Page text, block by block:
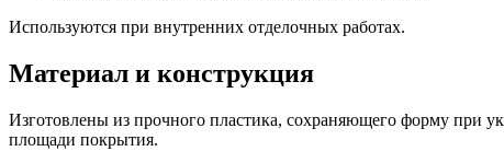
Используются при внутренних отделочных работах.
Материал и конструкция
Изготовлены из прочного пластика, сохраняющего форму при
площади покрытия.